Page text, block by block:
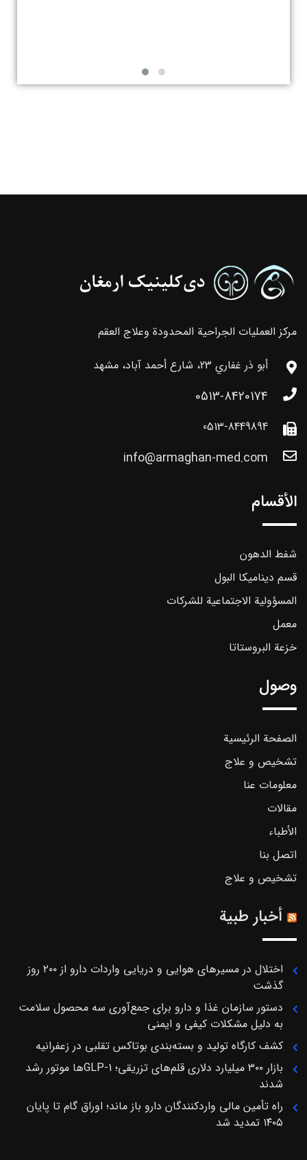
مركز العمليات الجراحية المحدودة وعلاج العقم
أبو ذر غفاري 23، شارع أحمد آباد، مشهد
0513-8420174
0513-8449894
info@armaghan-med.com
الأقسام
شفط الدهون
قسم ديناميكا البول
المسؤولية الاجتماعية للشركات
معمل
خزعة البروستاتا
وصول
الصفحة الرئيسية
تشخیص و علاج
معلومات عنا
مقالات
الأطباء
اتصل بنا
تشخیص و علاج
أخبار طبية
اختلال در مسیرهای هوایی و دریایی واردات دارو از ۲۰۰ روز
گذشت
دستور سازمان غذا و دارو برای جمع‌آوری سه محصول سلامت
به دلیل مشکلات کیفی و ایمنی
کشف کارگاه تولید و بسته‌بندی بوتاکس تقلبی در زعفرانیه
بازار ۳۰۰ میلیارد دلاری قلم‌های تزریقی؛ GLP-1ها موتور رشد
شدند
راه تأمین مالی واردکنندگان دارو باز ماند؛ اوراق گام تا پایان
۱۴۰۵ تمدید شد